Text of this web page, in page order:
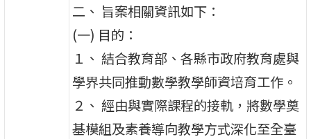
二、 旨案相關資訊如下：
(一) 目的：
１、 結合教育部、各縣市政府教育處與
學界共同推動數學教學師資培育工作。
２、 經由與實際課程的接軌，將數學奠
基模組及素養導向教學方式深化至全臺